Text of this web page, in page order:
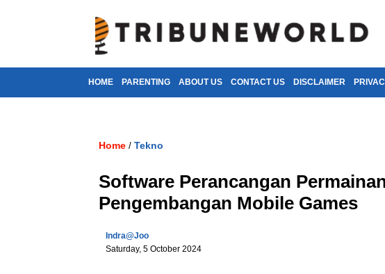
HOME PARENTING ABOUT US CONTACT US DISCLAIMER
Home / Tekno
Software Perancangan
Pengembangan Mobile Games
Indra@joo
Saturday, 5 October 2024